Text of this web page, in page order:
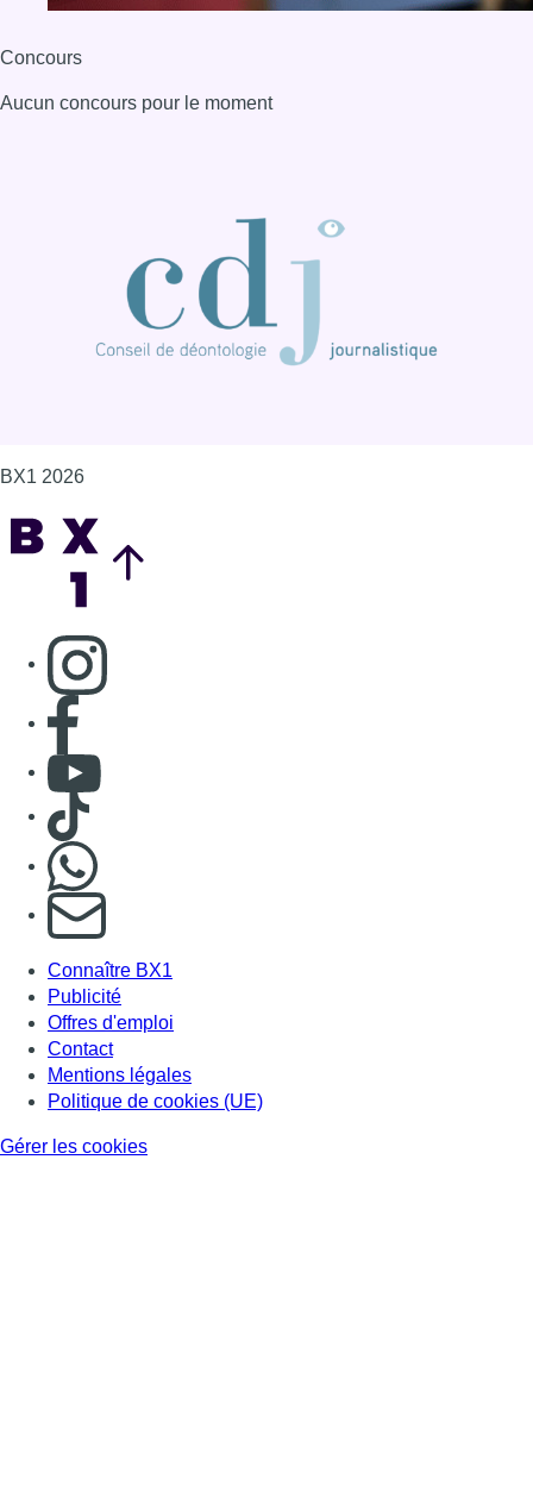
Concours
Aucun concours pour le moment
BX1 2026
Consulter page Instagram
Consulter page Facebook
Consulter Youtube
Consulter TikTok
S'abonner à notre newsletter
Connaître BX1
Publicité
Offres d'emploi
Contact
Mentions légales
Politique de cookies (UE)
Gérer les cookies